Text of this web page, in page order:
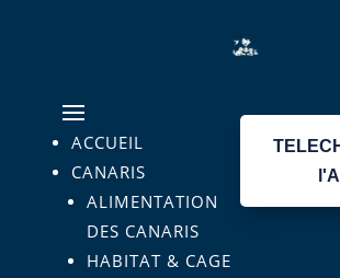
ACCUEIL
CANARIS
ALIMENTATION
DES CANARIS
HABITAT & CAGE